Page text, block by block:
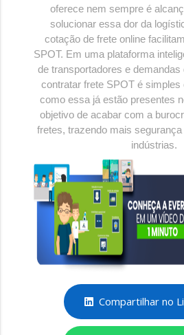
oferece nem sempre é
solucionar essa dor da
cotação de frete online
SPOT. Em uma plataforma
de transportadores e
contratar frete SPOT é simples
como essa já estão presentes
objetivo de acabar com a
fretes, trazendo mais
indústrias.
Compartilhar no